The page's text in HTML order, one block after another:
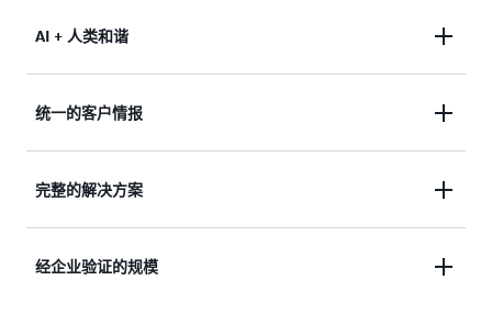
建立在 Amazon 自有的服务体验基础上，在每年全球
AI + 人类和谐
将 AI 的辅助力和人类的理解力结合到一套解决方案
统一的客户情报
将每个接触点连接成一次持续的对话，将孤立的数据
完整的解决方案
通过一款开箱即用的 AI 和人机交互应用程序，统一
经企业验证的规模